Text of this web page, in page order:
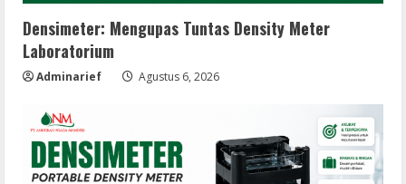
Densimeter: Mengupas Tuntas Density Meter
Laboratorium
Adminarief Agustus 6, 2026